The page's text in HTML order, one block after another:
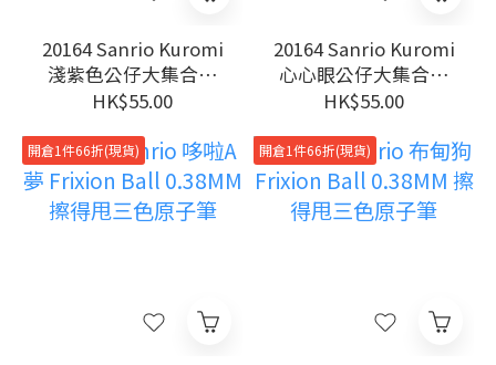
20164 Sanrio Kuromi
淺紫色公仔大集合杯
緣子
HK$55.00
20164 Sanrio Kuromi
心心眼公仔大集合杯
緣子
HK$55.00
開倉1件66折(現貨) 開倉1件66折(現貨)